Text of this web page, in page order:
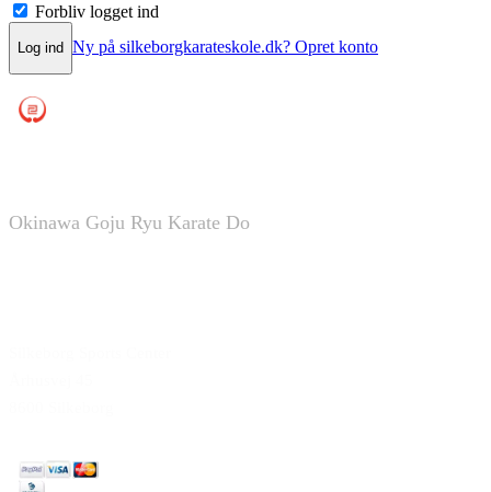
Forbliv logget ind
Log ind Ny på silkeborgkarateskole.dk? Opret konto
Okinawa Goju Ryu Karate Do